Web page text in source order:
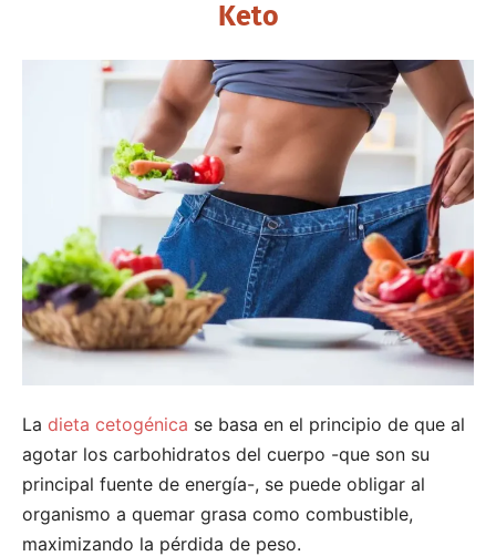
Keto
La dieta cetogénica se basa en el principio de que al
agotar los carbohidratos del cuerpo -que son su
principal fuente de energía-, se puede obligar al
organismo a quemar grasa como combustible,
maximizando la pérdida de peso.